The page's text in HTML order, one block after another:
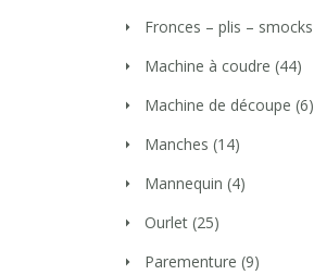
Fronces – plis – smocks
Machine à coudre (44)
Machine de découpe (6)
Manches (14)
Mannequin (4)
Ourlet (25)
Parementure (9)